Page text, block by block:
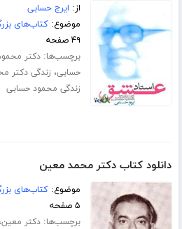
از: ایرج حسابی
موضوع:کتاب‌های
۴۹ صفحه
برچسب‌ها:دکتر
حسابی، زندگی دکتر
زندگی محمود حسابی
دانلود کتاب دکتر محمد معین
موضوع:کتاب‌های
۵ صفحه
برچسب‌ها:دکتر معین،